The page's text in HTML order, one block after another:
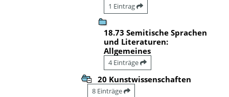
1 Eintrag
18.73 Semitische Sprachen
und Literaturen:
Allgemeines
4 Einträge
20 Kunstwissenschaften
8 Einträge